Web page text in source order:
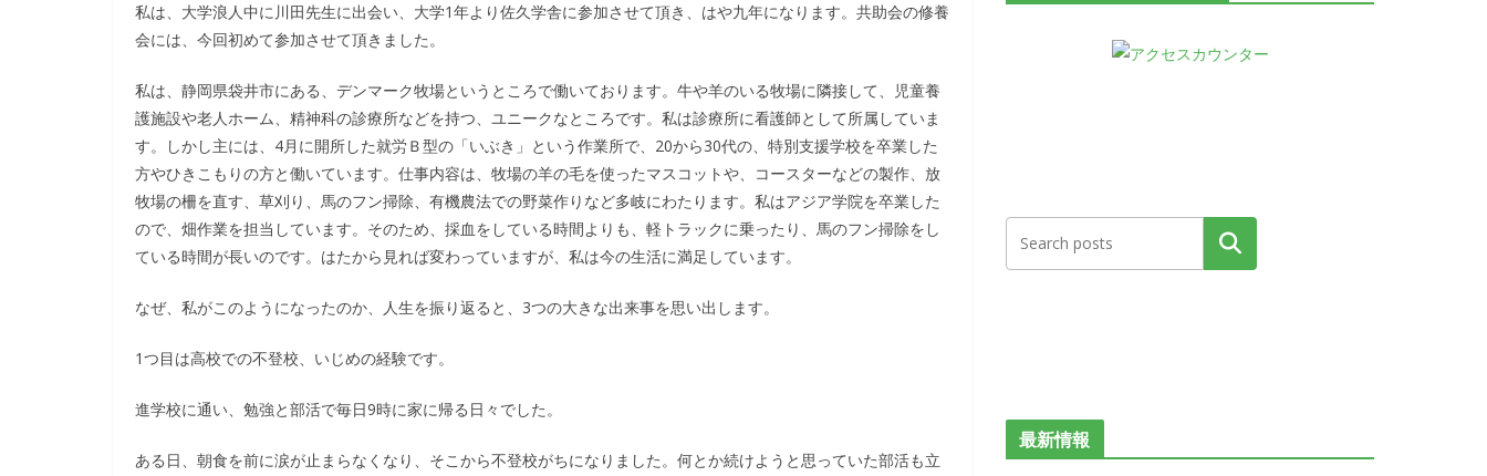
私は、大学浪人中に川田先生に出会い、大学1年より佐久学舎に参加させて頂き、はや九年になります。共助会の修養
会には、今回初めて参加させて頂きました。
私は、静岡県袋井市にある、デンマーク牧場というところで働いております。牛や羊のいる牧場に隣接して、児童養
護施設や老人ホーム、精神科の診療所などを持つ、ユニークなところです。私は診療所に看護師として所属していま
す。しかし主には、4月に開所した就労Ｂ型の「いぶき」という作業所で、20から30代の、特別支援学校を卒業した
方やひきこもりの方と働いています。仕事内容は、牧場の羊の毛を使ったマスコットや、コースターなどの製作、放
牧場の柵を直す、草刈り、馬のフン掃除、有機農法での野菜作りなど多岐にわたります。私はアジア学院を卒業した
ので、畑作業を担当しています。そのため、採血をしている時間よりも、軽トラックに乗ったり、馬のフン掃除をし
ている時間が長いのです。はたから見れば変わっていますが、私は今の生活に満足しています。
なぜ、私がこのようになったのか、人生を振り返ると、3つの大きな出来事を思い出します。
1つ目は高校での不登校、いじめの経験です。
進学校に通い、勉強と部活で毎日9時に家に帰る日々でした。
ある日、朝食を前に涙が止まらなくなり、そこから不登校がちになりました。何とか続けようと思っていた部活も立
検索
最新情報